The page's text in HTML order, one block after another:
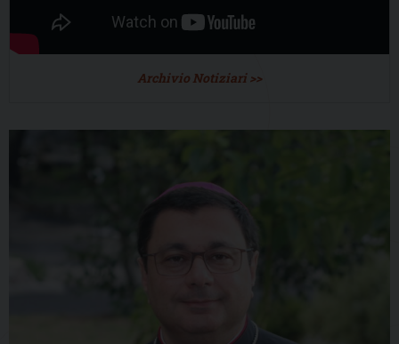
Archivio Notiziari >>